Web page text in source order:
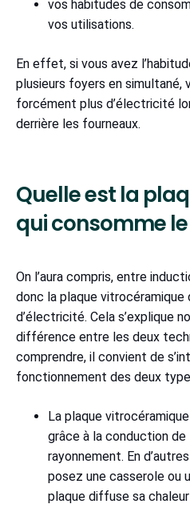
vos habitudes de
vos utilisations.
En effet, si vous avez
plusieurs foyers en simultané,
forcément plus d’électricité
derrière les fourneaux.
Quelle est la
qui consomme
On l’aura compris, entre
donc la plaque vitrocéramique
d’électricité. Cela s’explique
différence entre les deux
comprendre, il convient de
fonctionnement des deux
La plaque
grâce à la conduction de
rayonnement. En
posez une casserole ou
plaque diffuse sa